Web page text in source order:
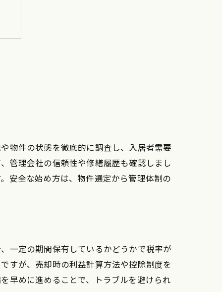
物件の状態を徹底的に調査し、入居者需要
管理会社の信頼性や修繕履歴も確認しまし
安全な始め方は、物件選定から管理体制の
一定の期間保有しているかどうかで税率が
すが、売却時の利益計算方法や控除制度を
早めに進めることで、トラブルを避けられ